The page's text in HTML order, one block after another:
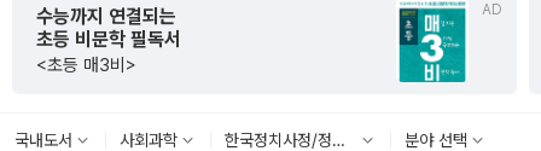
AD
초판 한정 한지 제작본!
<그리하여 어느 날 사랑이여>
국내도서 사회과학 한국정치사정/정치사 분야 선택